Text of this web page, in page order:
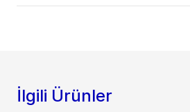
İlgili Ürünler